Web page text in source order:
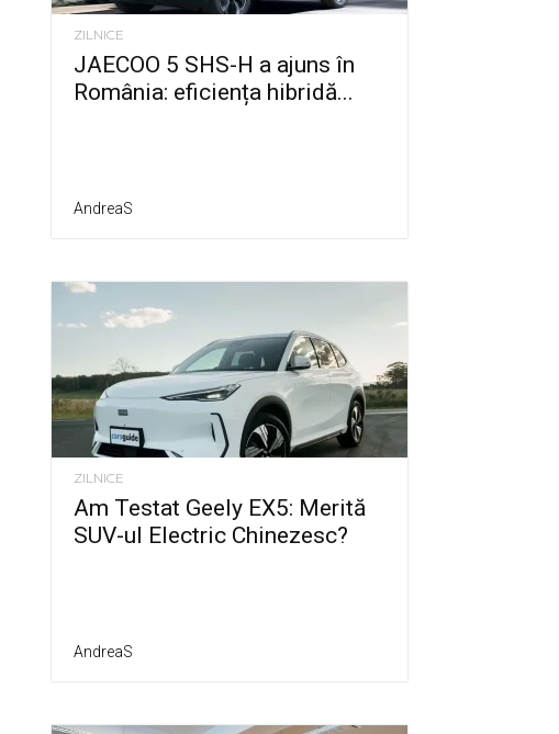
ZILNICE
JAECOO 5 SHS-H a ajuns în
România: eficiența hibridă...
AndreaS
ZILNICE
Am Testat Geely EX5: Merită
SUV-ul Electric Chinezesc?
AndreaS